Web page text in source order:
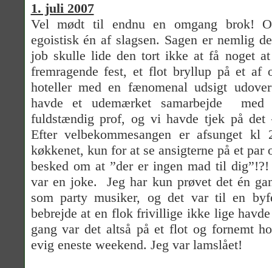
1. juli 2007
Vel mødt til endnu en omgang brok!
egoistisk én af slagsen. Sagen er nemlig
job skulle lide den tort ikke at få noget
fremragende fest, et flot bryllup på et af
hoteller med en fænomenal udsigt
havde et udemærket samarbejde
med
fuldstændig prof, og vi havde tjek på det
Efter velbekommesangen er afsunget
køkkenet, kun for at se ansigterne på et par
besked om at ”der er ingen mad til dig”!?!
var en joke.
Jeg har kun prøvet det én
som party musiker, og det var til en
bebrejde at en flok frivillige ikke lige
gang var det altså på et flot og fornemt
evig eneste weekend. Jeg var lamslået!